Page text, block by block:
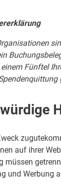
Fünftel
auf ihrer
und Werbung